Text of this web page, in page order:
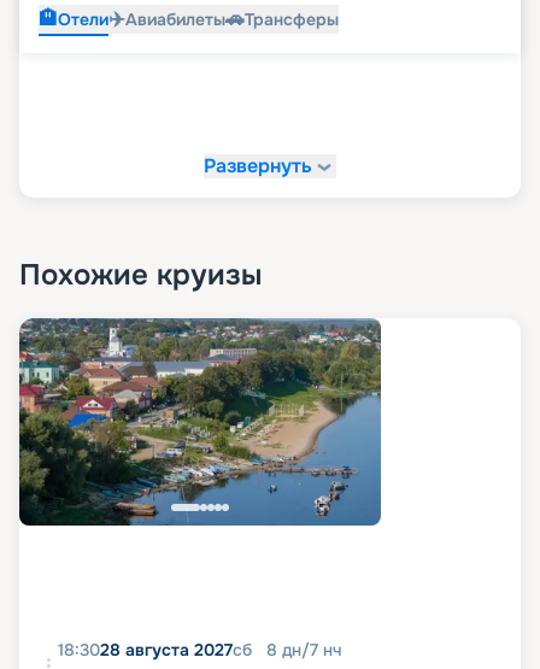
🏨Отели✈️Авиабилеты🚗Трансферы
Развернуть
Похожие круизы
18:3028 августа 2027сб 8 дн/7 нч